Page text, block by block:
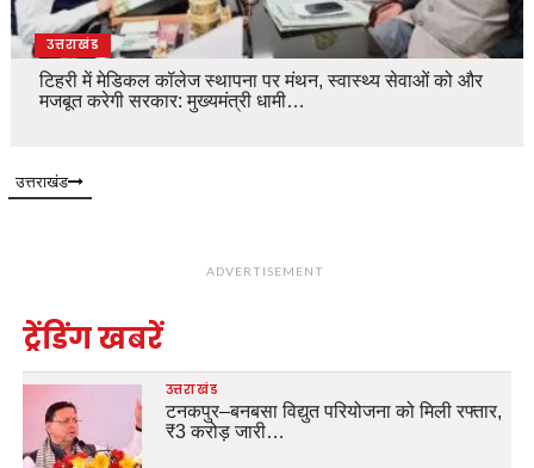
उत्तराखंड
टिहरी में मेडिकल कॉलेज स्थापना पर मंथन, स्वास्थ्य सेवाओं को और
मजबूत करेगी सरकार: मुख्यमंत्री धामी…
उत्तराखंड
ADVERTISEMENT
ट्रेंडिंग खबरें
उत्तराखंड
टनकपुर–बनबसा विद्युत परियोजना को मिली रफ्तार,
₹3 करोड़ जारी…